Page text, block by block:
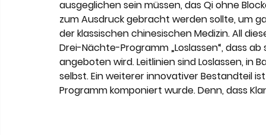
ausgeglichen sein müssen, das Qi ohne
zum Ausdruck gebracht werden sollte, um
der klassischen chinesischen Medizin. All
Drei-Nächte-Programm „Loslassen“, dass
angeboten wird. Leitlinien sind Loslassen, in
selbst. Ein weiterer innovativer Bestandteil
Programm komponiert wurde. Denn, dass